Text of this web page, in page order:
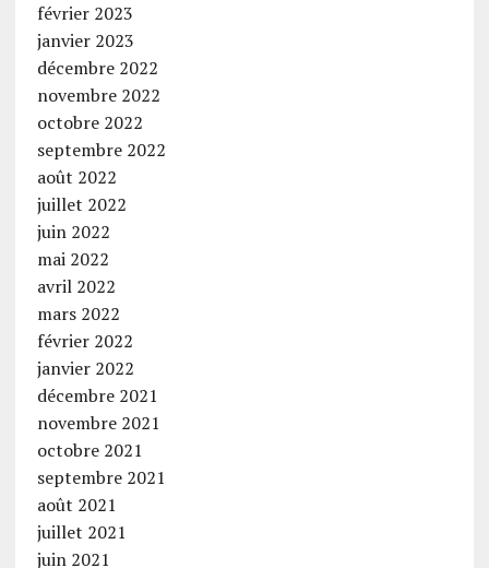
février 2023
janvier 2023
décembre 2022
novembre 2022
octobre 2022
septembre 2022
août 2022
juillet 2022
juin 2022
mai 2022
avril 2022
mars 2022
février 2022
janvier 2022
décembre 2021
novembre 2021
octobre 2021
septembre 2021
août 2021
juillet 2021
juin 2021